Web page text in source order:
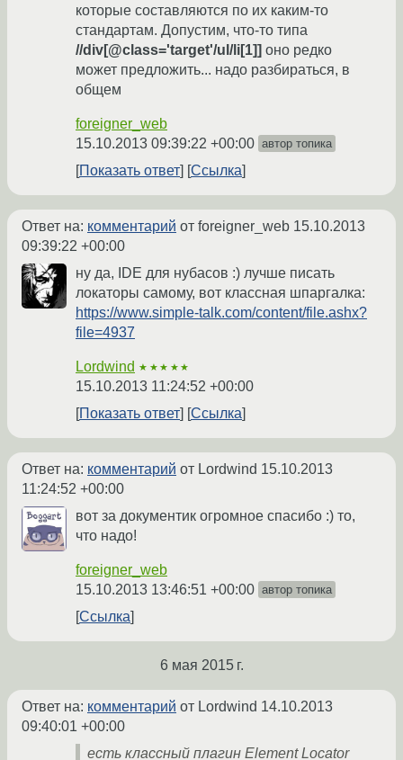
которые составляются по их каким-то
стандартам. Допустим, что-то типа
//div[@class='target'/ul/li[1]] оно редко
может предложить... надо разбираться, в
общем
foreigner_web
15.10.2013 09:39:22 +00:00 автор топика
Показать ответ Ссылка
Ответ на: комментарий от foreigner_web 15.10.2013
09:39:22 +00:00
ну да, IDE для нубасов :) лучше писать
локаторы самому, вот классная шпаргалка:
https://www.simple-talk.com/content/file.ashx?
file=4937
Lordwind ★★★★★
15.10.2013 11:24:52 +00:00
Показать ответ
Ссылка
Ответ на: комментарий от Lordwind 15.10.2013
11:24:52 +00:00
вот за документик огромное спасибо :) то,
что надо!
foreigner_web
15.10.2013 13:46:51 +00:00 автор топика
Ссылка
6 мая 2015 г.
Ответ на: комментарий от Lordwind 14.10.2013
09:40:01 +00:00
есть классный плагин Element Locator